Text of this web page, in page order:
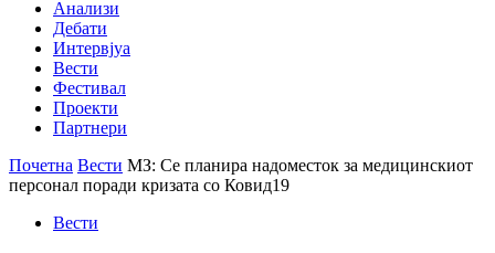
Анализи
Дебати
Интервјуа
Вести
Фестивал
Проекти
Партнери
Почетна Вести МЗ: Се планира надоместок за медицинскиот
персонал поради кризата со Ковид19
Вести